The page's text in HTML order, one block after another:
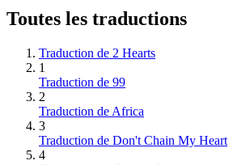
Toutes les traductions
Traduction de 2 Hearts
1
Traduction de 99
2
Traduction de Africa
3
Traduction de Don't Chain My Heart
4